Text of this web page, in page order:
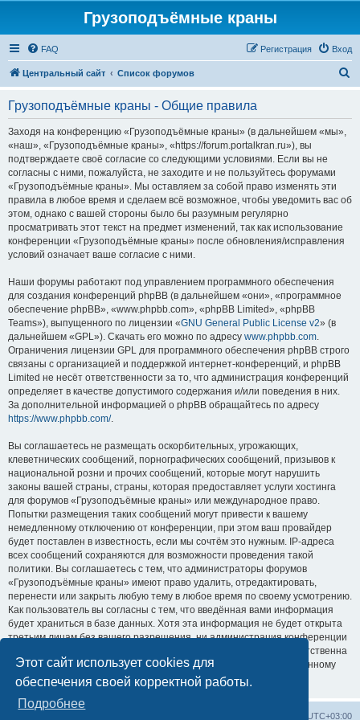
Этот сайт использует cookies для
обеспечения своей корректной работы.
Подробнее
Грузоподъёмные краны
FAQ Вход
Регистрация
Центральный сайт Список форумов
Грузоподъёмные краны - Общие правила
Заходя на конференцию «Грузоподъёмные краны» (в дальнейшем «мы»,
«наш», «Грузоподъёмные краны», «https://forum.portalkran.ru»), вы
подтверждаете своё согласие со следующими условиями. Если вы не
согласны с ними, пожалуйста, не заходите и не пользуйтесь форумами
«Грузоподъёмные краны». Мы оставляем за собой право изменять эти
правила в любое время и сделаем всё возможное, чтобы уведомить вас об
этом, однако с вашей стороны было бы разумным регулярно
просматривать этот текст на предмет изменений, так как использование
конференции «Грузоподъёмные краны» после обновления/исправления
условий означает ваше согласие с ними.
Наши форумы работают под управлением программного обеспечения
для создания конференций phpBB (в дальнейшем «они», «программное
обеспечение phpBB», «www.phpbb.com», «phpBB Limited», «phpBB
Teams»), выпущенного по лицензии «GNU General Public License v2» (в
дальнейшем «GPL»). Скачать его можно по адресу www.phpbb.com.
Ограничения лицензии GPL для программного обеспечения phpBB строго
связаны с организацией и поддержкой интернет-конференций, и phpBB
Limited не несёт ответственности за то, что администрация конференций
определяет в качестве допустимого содержания и/или поведения в них.
За дополнительной информацией о phpBB обращайтесь по адресу
https://www.phpbb.com/.
Вы соглашаетесь не размещать оскорбительных, угрожающих,
клеветнических сообщений, порнографических сообщений, призывов к
национальной розни и прочих сообщений, которые могут нарушить
законы вашей страны, страны, которая предоставляет услуги хостинга
для форумов «Грузоподъёмные краны» или международное право.
Попытки размещения таких сообщений могут привести к вашему
немедленному отключению от конференции, при этом ваш провайдер
будет поставлен в известность, если мы сочтём это нужным. IP-адреса
всех сообщений сохраняются для возможности проведения такой
политики. Вы соглашаетесь с тем, что администраторы форумов
«Грузоподъёмные краны» имеют право удалить, отредактировать,
перенести или закрыть любую тему в любое время по своему усмотрению.
Как пользователь вы согласны с тем, что введённая вами информация
будет храниться в базе данных. Хотя эта информация не будет открыта
третьим лицам без вашего разрешения, ни администрация конференции
«Грузоподъёмные краны», ни phpBB Limited не может быть ответственна
за действия хакеров, которые могут привести к несанкционированному
доступу к ней.
UTC+03:00